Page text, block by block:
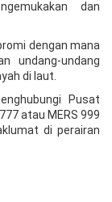
dan
dengan mana
undang-undang
di laut.
Pusat
atau MERS 999
di perairan